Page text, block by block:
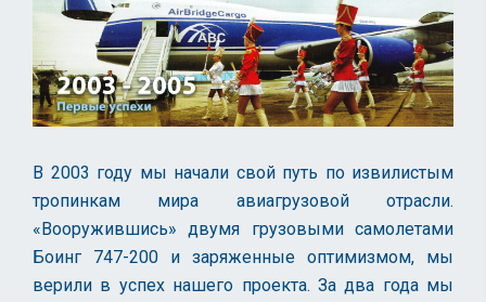
В 2003 году мы начали свой путь по извилистым
тропинкам мира авиагрузовой отрасли.
«Вооружившись» двумя грузовыми самолетами
Боинг 747-200 и заряженные оптимизмом, мы
верили в успех нашего проекта. За два года мы